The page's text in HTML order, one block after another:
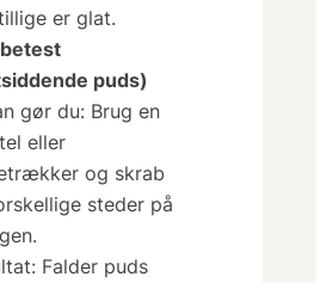
er glat.
puds)
gør du: Brug en
eller
og skrab
steder på
Falder puds